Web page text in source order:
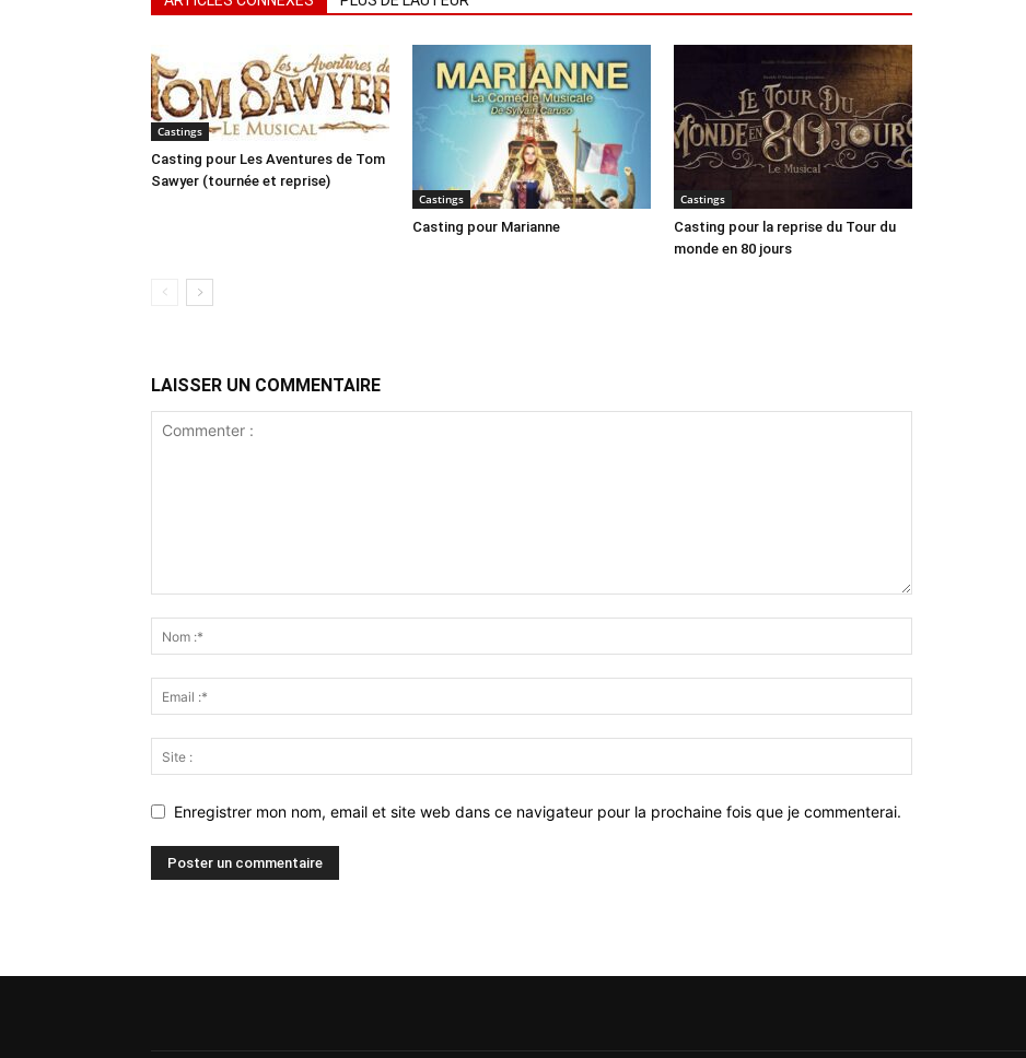
Castings
Casting pour Les Aventures de Tom
Sawyer (tournée et reprise)
Castings
Casting pour Marianne
Castings
Casting pour la reprise du Tour du
monde en 80 jours
LAISSER UN COMMENTAIRE
Enregistrer mon nom, email et site web dans ce navigateur pour la prochaine fois que je commenterai.